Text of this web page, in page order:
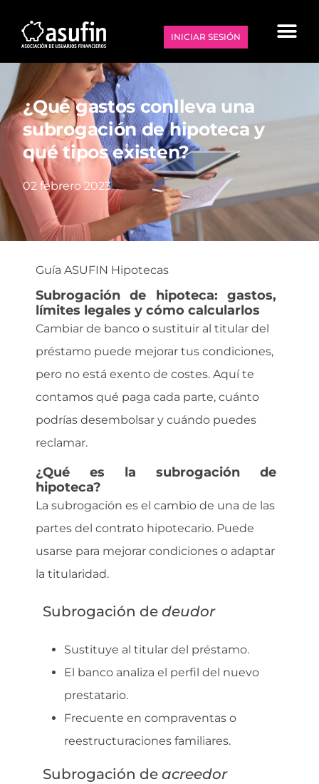
INICIAR SESIÓN
¿Qué gastos conlleva una
subrogación de hipoteca y
qué tipos existen?
02 febrero 2023
Guía ASUFIN Hipotecas
Subrogación de hipoteca: gastos,
límites legales y cómo calcularlos
Cambiar de banco o sustituir al titular del
préstamo puede mejorar tus condiciones,
pero no está exento de costes. Aquí te
contamos qué paga cada parte, cuánto
podrías desembolsar y cuándo puedes
reclamar.
¿Qué es la subrogación de
hipoteca?
La subrogación es el cambio de una de las
partes del contrato hipotecario. Puede
usarse para mejorar condiciones o adaptar
la titularidad.
Subrogación de deudor
Sustituye al titular del préstamo.
El banco analiza el perfil del nuevo
prestatario.
Frecuente en compraventas o
reestructuraciones familiares.
Subrogación de acreedor